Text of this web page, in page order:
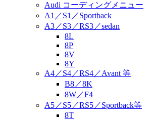
Audi コーディングメニュー
A1／S1／Sportback
A3／S3／RS3／sedan
8L
8P
8V
8Y
A4／S4／RS4／Avant 等
B8／8K
8W／F4
A5／S5／RS5／Sportback等
8T